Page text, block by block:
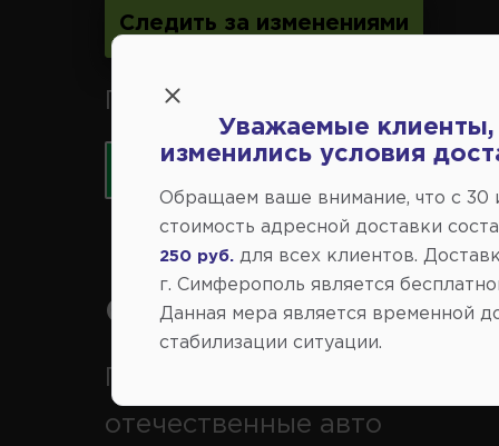
Следить за изменениями
Принимаем к оплате карты
Справочный центр:
отечественные авто
Уважаемые клиенты,
изменились условия
Обращаем ваше внимание, что c 30
стоимость адресной доставки
250 руб. для всех клиентов.
г. Симферополь является
Данная мера является временной
стабилизации ситуации.